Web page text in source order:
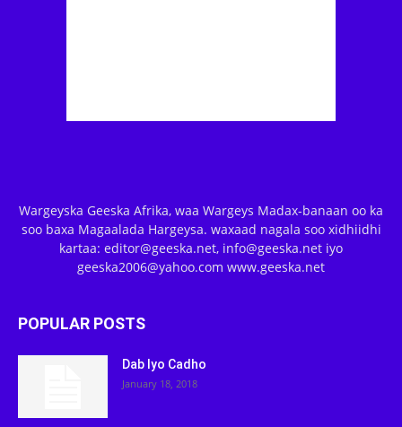
Wargeyska Geeska Afrika, waa Wargeys Madax-banaan oo ka
soo baxa Magaalada Hargeysa. waxaad nagala soo xidhiidhi
kartaa: editor@geeska.net, info@geeska.net iyo
geeska2006@yahoo.com www.geeska.net
POPULAR POSTS
Dab Iyo Cadho
January 18, 2018